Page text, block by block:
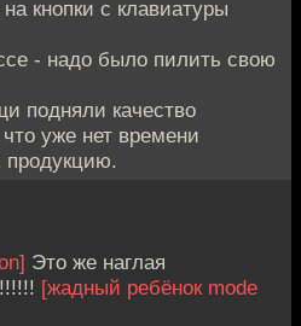
кнопки с клавиатуры
- надо было пилить свою
подняли качество
уже нет времени
продукцию.
Это же наглая
[жадный ребёнок mode